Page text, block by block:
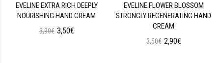
EVELINE EXTRA RICH DEEPLY
NOURISHING HAND CREAM
3,90€ 3,50€
EVELINE FLOWER BLOSSOM
STRONGLY REGENERATING HAND
CREAM
3,50€ 2,90€